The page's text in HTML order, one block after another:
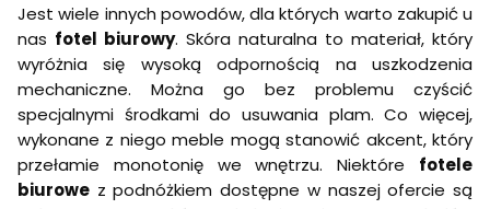
Jest wiele innych powodów, dla których warto zakupić u
nas fotel biurowy. Skóra naturalna to materiał, który
wyróżnia się wysoką odpornością na uszkodzenia
mechaniczne. Można go bez problemu czyścić
specjalnymi środkami do usuwania plam. Co więcej,
wykonane z niego meble mogą stanowić akcent, który
przełamie monotonię we wnętrzu. Niektóre fotele
biurowe z podnóżkiem dostępne w naszej ofercie są